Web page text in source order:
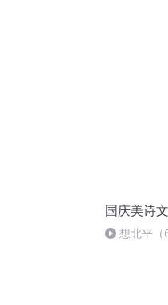
国庆美诗文
想北平（6